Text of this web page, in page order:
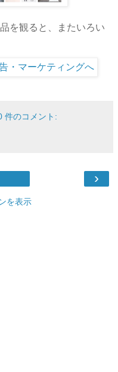
を観ると、またいろい
件のコメント:
›
を表示